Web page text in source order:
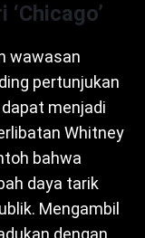
wawasan
pertunjukan
menjadi
Whitney
bahwa
daya tarik
Mengambil